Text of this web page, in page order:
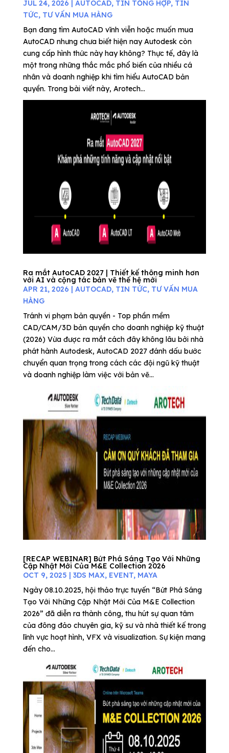
JUL 24, 2026 | AUTOCAD, TIN TỔNG HỢP, TIN
TỨC, TƯ VẤN MUA HÀNG
Bạn đang tìm AutoCAD vĩnh viễn hoặc muốn mua
AutoCAD nhưng chưa biết hiện nay Autodesk còn
cung cấp hình thức này hay không? Thực tế, đây là
một trong những thắc mắc phổ biến của nhiều cá
nhân và doanh nghiệp khi tìm hiểu AutoCAD bản
quyền. Trong bài viết này, Arotech...
Ra mắt AutoCAD 2027 | Thiết kế thông minh hơn
với AI và cộng tác bản vẽ thế hệ mới
APR 21, 2026 | AUTOCAD, TIN TỨC, TƯ VẤN MUA
HÀNG
Tránh vi phạm bản quyền - Top phần mềm
CAD/CAM/3D bản quyền cho doanh nghiệp kỹ thuật
(2026) Vừa được ra mắt cách đây không lâu bởi nhà
phát hành Autodesk, AutoCAD 2027 đánh dấu bước
chuyển quan trọng trong cách các đội ngũ kỹ thuật
và doanh nghiệp làm việc với bản vẽ...
[RECAP WEBINAR] Bứt Phá Sáng Tạo Với Những
Cập Nhật Mới Của M&E Collection 2026
OCT 9, 2025 | 3DS MAX, EVENT, MAYA
Ngày 08.10.2025, hội thảo trực tuyến “Bứt Phá Sáng
Tạo Với Những Cập Nhật Mới Của M&E Collection
2026” đã diễn ra thành công, thu hút sự quan tâm
của đông đảo chuyên gia, kỹ sư và nhà thiết kế trong
lĩnh vực hoạt hình, VFX và visualization. Sự kiện mang
đến cho...